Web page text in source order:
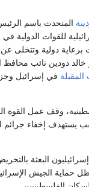
المتحدث باسم
للقوات الدولية في
دولية وتتخلى عن
خالد دودين نائب محافظ
المقبلة في إسرائيل
وقف عمل القوة
يستهدف إخفاء جرائم
البعثة
حماية الجيش